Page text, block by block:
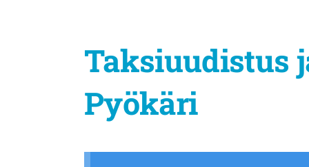
Taksiuudistus
Pyökäri